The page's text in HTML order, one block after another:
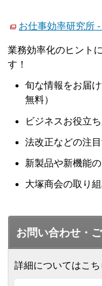
お仕事効率研究所
業務効率化のヒント
す！
旬な情報をお届
無料）
ビジネスお役立
法改正などの注
新製品や新機能
大塚商会の取り
お問い合わせ・
詳細についてはこ